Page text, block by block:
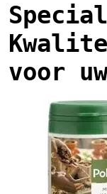
voor